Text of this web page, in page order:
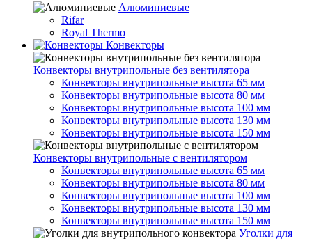
Алюминиевые
Rifar
Royal Thermo
Конвекторы
Конвекторы внутрипольные без вентилятора
Конвекторы внутрипольные высота 65 мм
Конвекторы внутрипольные высота 80 мм
Конвекторы внутрипольные высота 100 мм
Конвекторы внутрипольные высота 130 мм
Конвекторы внутрипольные высота 150 мм
Конвекторы внутрипольные с вентилятором
Конвекторы внутрипольные высота 65 мм
Конвекторы внутрипольные высота 80 мм
Конвекторы внутрипольные высота 100 мм
Конвекторы внутрипольные высота 130 мм
Конвекторы внутрипольные высота 150 мм
Уголки для